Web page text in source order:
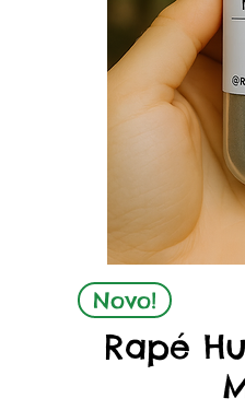
Novo!
Rapé